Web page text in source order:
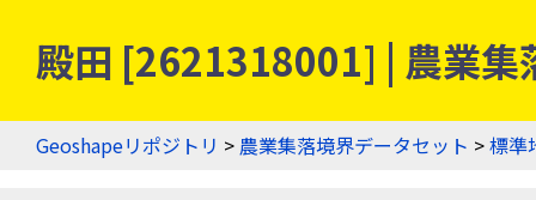
殿田 [2621318001] | 農業集
Geoshapeリポジトリ > 農業集落境界データセット >標準